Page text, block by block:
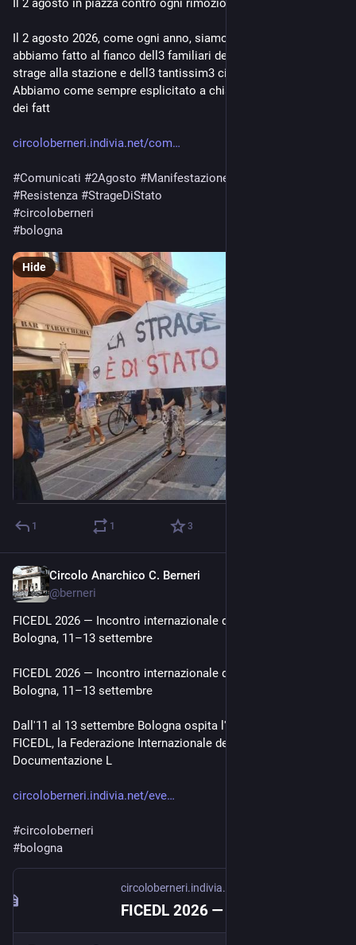
Il 2 agosto in piazza contro ogni rimozione
Il 2 agosto 2026, come ogni anno, siamo sces3 in piazza. Lo
abbiamo fatto al fianco dell3 familiari delle vittime della
strage alla stazione e dell3 tantissim3 cittadin3 presenti.
Abbiamo come sempre esplicitato a chiare lettere la realtà
dei fatt
circoloberneri.indivia.net/com
#Comunicati #2Agosto #Manifestazione
#Resistenza #StrageDiStato
#circoloberneri
#bologna
Hide
1 1 3
Circolo Anarchico C. Berneri
@berneri
FICEDL 2026 — Incontro internazionale degli archivi anarchici ·
Bologna, 11–13 settembre
FICEDL 2026 — Incontro internazionale degli archivi anarchici ·
Bologna, 11–13 settembre
Dall'11 al 13 settembre Bologna ospita l'incontro della
FICEDL, la Federazione Internazionale dei Centri studi e di
Documentazione L
circoloberneri.indivia.net/eve
#circoloberneri
#bologna
circoloberneri.indivia.net